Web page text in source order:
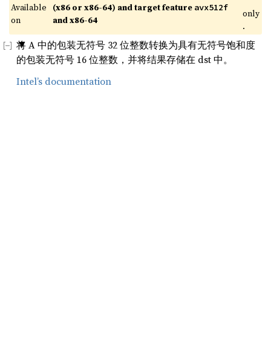
Available
on
(x86 or x86-64) and target feature avx512f
and x86-64
only
.
将 A 中的包装无符号 32 位整数转换为具有无符号饱和度
的包装无符号 16 位整数，并将结果存储在 dst 中。
Intel’s documentation